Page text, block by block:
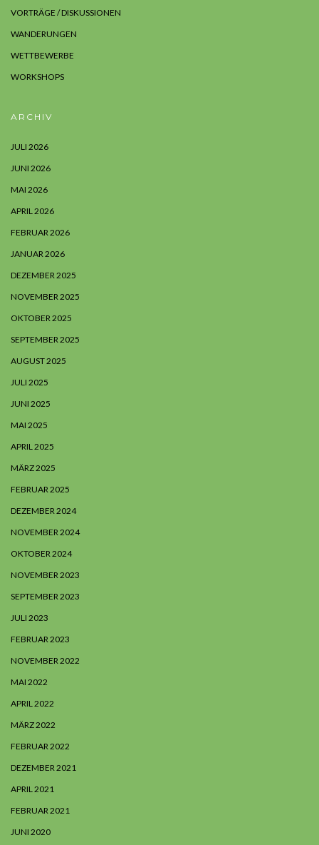
VORTRÄGE / DISKUSSIONEN
WANDERUNGEN
WETTBEWERBE
WORKSHOPS
ARCHIV
JULI 2026
JUNI 2026
MAI 2026
APRIL 2026
FEBRUAR 2026
JANUAR 2026
DEZEMBER 2025
NOVEMBER 2025
OKTOBER 2025
SEPTEMBER 2025
AUGUST 2025
JULI 2025
JUNI 2025
MAI 2025
APRIL 2025
MÄRZ 2025
FEBRUAR 2025
DEZEMBER 2024
NOVEMBER 2024
OKTOBER 2024
NOVEMBER 2023
SEPTEMBER 2023
JULI 2023
FEBRUAR 2023
NOVEMBER 2022
MAI 2022
APRIL 2022
MÄRZ 2022
FEBRUAR 2022
DEZEMBER 2021
APRIL 2021
FEBRUAR 2021
JUNI 2020